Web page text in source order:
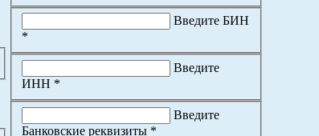
Введите БИН
*
Введите
ИНН *
Введите
Банковские реквизиты *